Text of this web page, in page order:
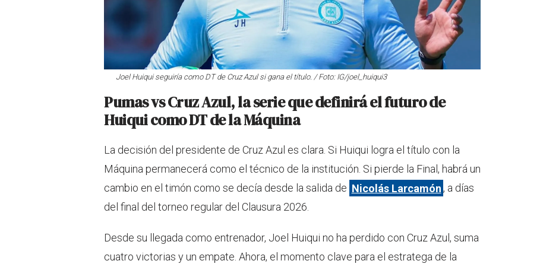
Joel Huiqui seguiría como DT de Cruz Azul si gana el título. / Foto: IG/joel_huiqui3
Pumas vs Cruz Azul, la serie que definirá el futuro de
Huiqui como DT de la Máquina
La decisión del presidente de Cruz Azul es clara. Si Huiqui logra el título con la
Máquina permanecerá como el técnico de la institución. Si pierde la Final, habrá un
cambio en el timón como se decía desde la salida de Nicolás Larcamón, a días
del final del torneo regular del Clausura 2026.
Desde su llegada como entrenador, Joel Huiqui no ha perdido con Cruz Azul, suma
cuatro victorias y un empate. Ahora, el momento clave para el estratega de la